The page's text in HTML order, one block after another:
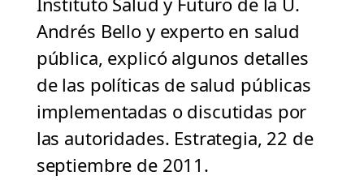
Andrés Bello y experto en salud
pública, explicó algunos detalles
de las políticas de salud públicas
implementadas o discutidas por
las autoridades. Estrategia, 22 de
septiembre de 2011.